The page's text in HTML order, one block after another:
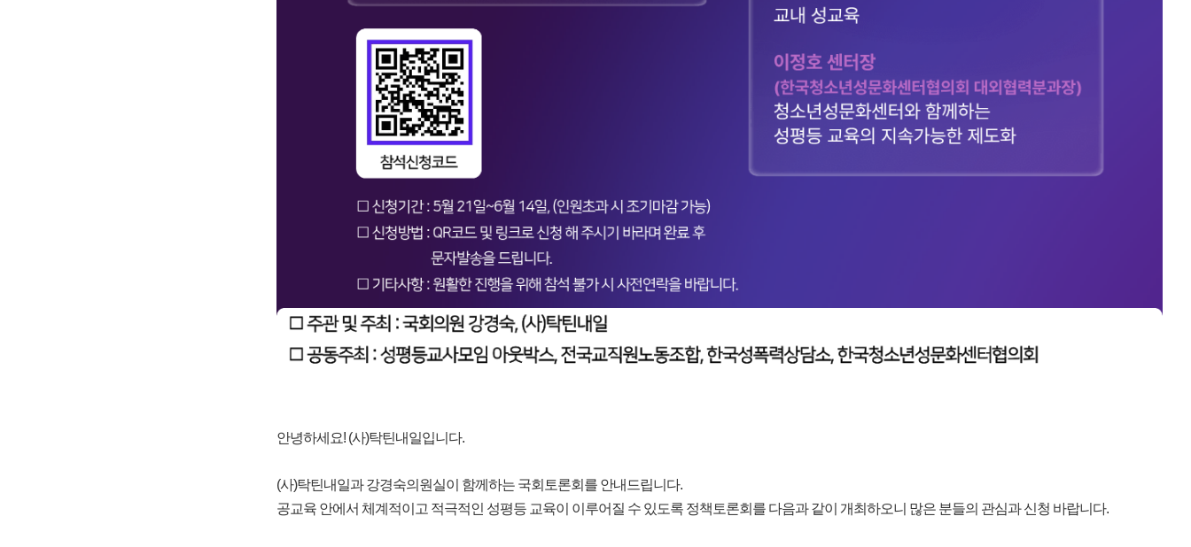
안녕하세요! (사)탁틴내일입니다.
(사)탁틴내일과 강경숙의원실이 함께하는 국회토론회를 안내드립니다.
공교육 안에서 체계적이고 적극적인 성평등 교육이 이루어질 수 있도록 정책토론회를 다음과 같이 개최하오니 많은 분들의 관심과 신청 바랍니다.